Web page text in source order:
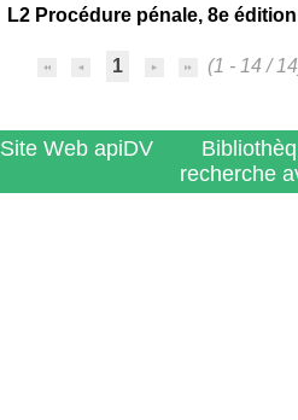
L2 Procédure pénale, 8e édition
1 (1 - 14 /
Site Web apiDV
recherche